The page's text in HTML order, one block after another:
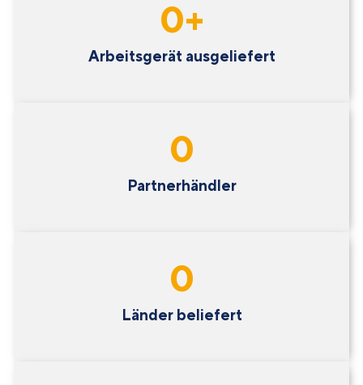
Arbeitsgerät ausgeliefert
0+
Partnerhändler
0
Länder beliefert
0